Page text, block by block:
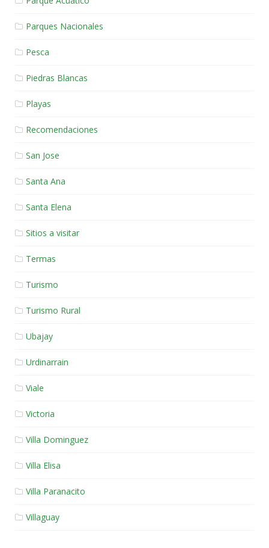
Parques Nacionales
Pesca
Piedras Blancas
Playas
Recomendaciones
San Jose
Santa Ana
Santa Elena
Sitios a visitar
Termas
Turismo
Turismo Rural
Ubajay
Urdinarrain
Viale
Victoria
Villa Dominguez
Villa Elisa
Villa Paranacito
Villaguay